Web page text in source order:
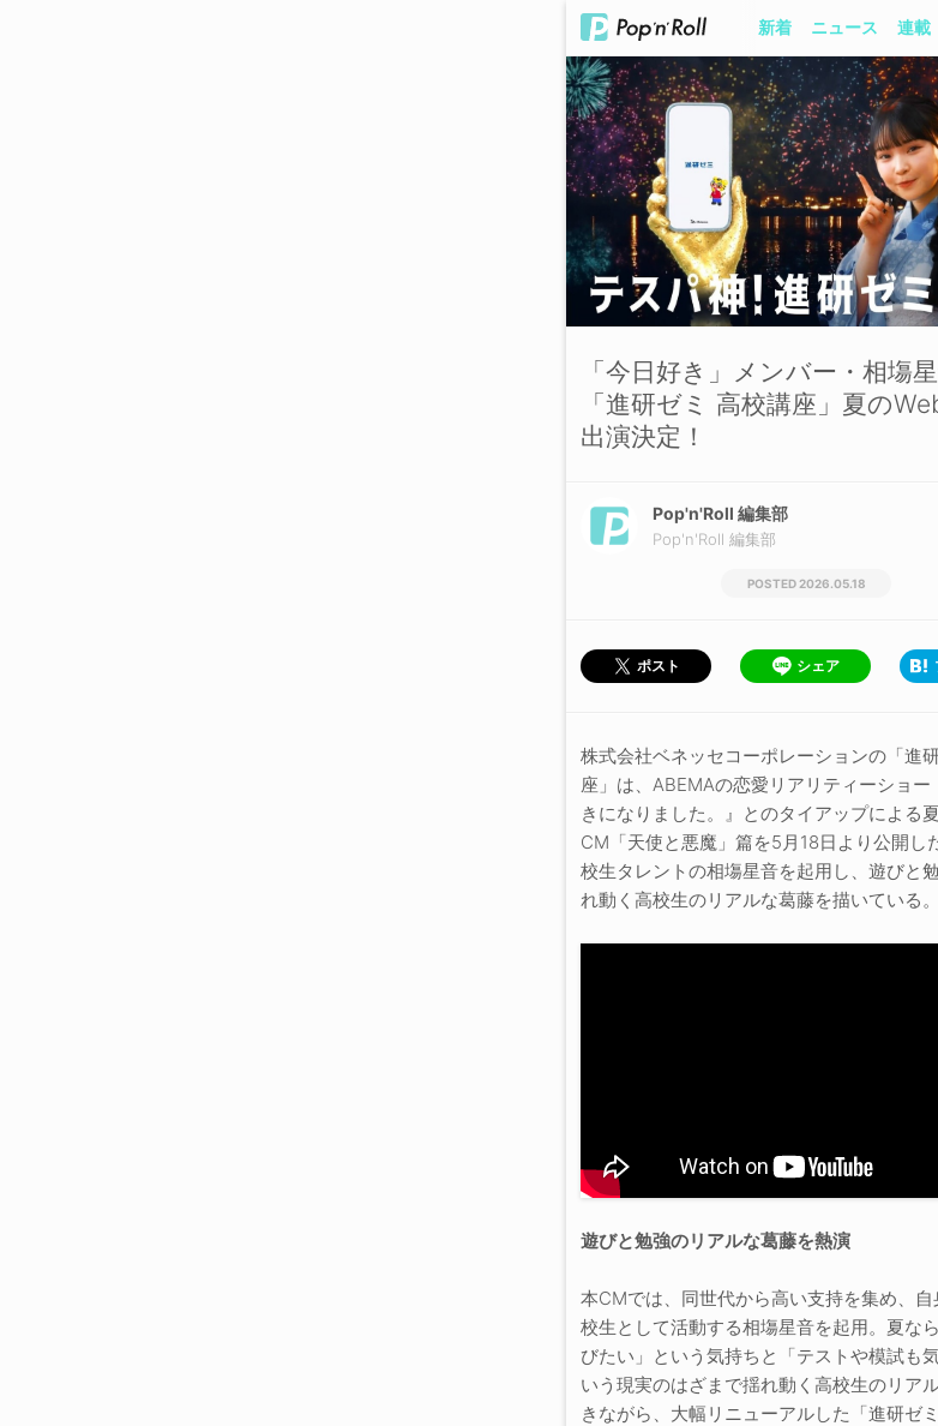
新着 ニュース 連載
「今日好き」メンバー・相塲星
「進研ゼミ 高校講座」夏の
出演決定！
Pop'n'Roll 編集部
Pop'n'Roll 編集部
2026.05.18
ポスト シェア
株式会社ベネッセコーポレーションの「進
座」は、ABEMAの恋愛リアリティーショー
きになりました。』とのタイアップによる
CM「天使と悪魔」篇を5月18日より公開し
校生タレントの相塲星音を起用し、遊びと
れ動く高校生のリアルな葛藤を描いている。
遊びと勉強のリアルな葛藤を熱演
本CMでは、同世代から高い支持を集め、自
校生として活動する相塲星音を起用。夏な
びたい」という気持ちと「テストや模試も
いう現実のはざまで揺れ動く高校生のリア
きながら、大幅リニューアルした「進研ゼミ